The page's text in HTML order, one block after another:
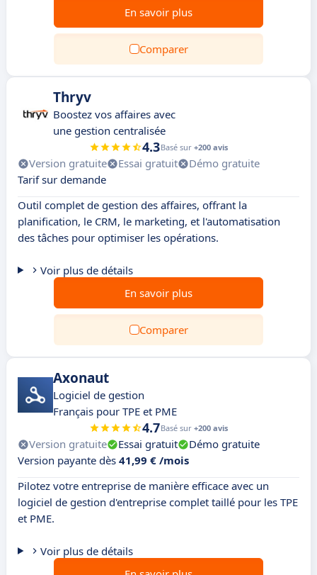
En savoir plus
Comparer
Thryv
Boostez vos affaires avec
une gestion centralisée
4.3Basé sur +200 avis
Version gratuite Essai gratuit
Démo gratuite
Tarif sur demande
Outil complet de gestion des affaires, offrant la
planification, le CRM, le marketing, et l'automatisation
des tâches pour optimiser les opérations.
Voir plus de détails
En savoir plus
Comparer
Axonaut
Logiciel de gestion
Français pour TPE et PME
4.7Basé sur +200 avis
Version gratuite Essai gratuit
Démo gratuite
Version payante dès 41,99 € /mois
Pilotez votre entreprise de manière efficace avec un
logiciel de gestion d'entreprise complet taillé pour les TPE
et PME.
Voir plus de détails